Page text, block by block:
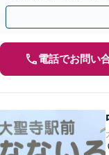
が、法的な観点からあな
電話でお問い